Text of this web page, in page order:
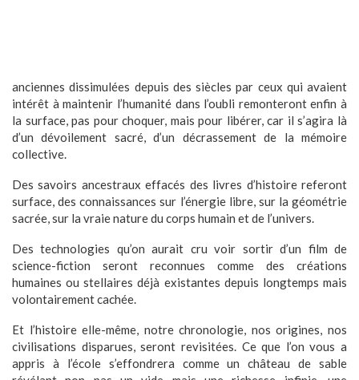
anciennes dissimulées depuis des siècles par ceux qui avaient
intérêt à maintenir l’humanité dans l’oubli remonteront enfin à
la surface, pas pour choquer, mais pour libérer, car il s’agira là
d’un dévoilement sacré, d’un décrassement de la mémoire
collective.
Des savoirs ancestraux effacés des livres d’histoire referont
surface, des connaissances sur l’énergie libre, sur la géométrie
sacrée, sur la vraie nature du corps humain et de l’univers.
Des technologies qu’on aurait cru voir sortir d’un film de
science-fiction seront reconnues comme des créations
humaines ou stellaires déjà existantes depuis longtemps mais
volontairement cachée.
Et l’histoire elle-même, notre chronologie, nos origines, nos
civilisations disparues, seront revisitées. Ce que l’on vous a
appris à l’école s’effondrera comme un château de sable